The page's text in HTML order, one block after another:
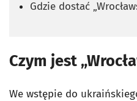
Gdzie dostać
Czym jest
We wstępie do